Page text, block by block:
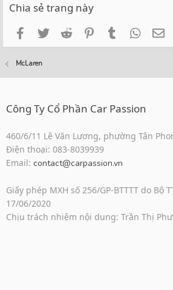
Chia sẻ trang này
FacebookTwitterReddit PinterestTumblr
McLaren
Công Ty Cổ Phần Car Passion
460/6/11 Lê Văn Lương, phường Tân
Điện thoại: 083-8039939
Email: contact@carpassion.vn
Giấy phép MXH số 256/GP-BTTTT do Bộ
17/06/2020
Chịu trách nhiệm nội dung: Trần Thị